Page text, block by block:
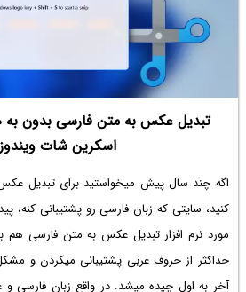
تبدیل عکس به متن فارسی بدون به
اسکرین شات ویندوز
اگه چند سال پیش میخواستید برایتبدیل
کنید، سایتی که زبان فارسی رو پشتیبانی
موردنرم افزار تبدیل عکس به متن فارسی هم
حداکثر از حروف عربی پشتیبانی میکردن و
آخر به اول چیده میشد. در واقع زبان فارسی